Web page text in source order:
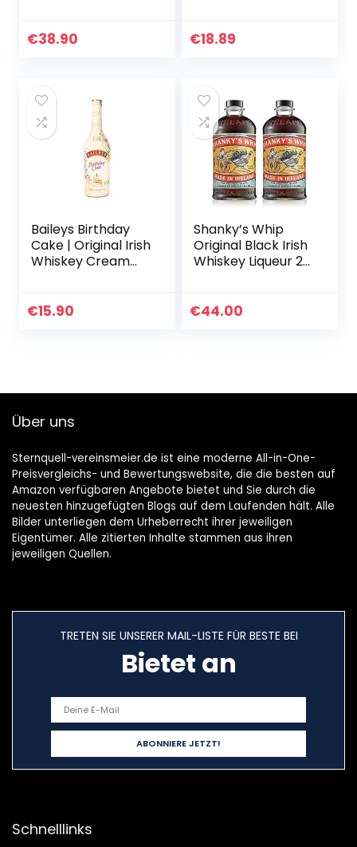
ung | 43% Vol |
€38.90
Still und Grain
€18.89
Baileys Birthday
Cake | Original Irish
Whiskey Cream
neue
€15.90
Shanky’s Whip
Original Black Irish
Whiskey Liqueur 2x
einer ordentlichen
€44.00
Über uns
Sternquell-vereinsmeier.de ist eine moderne All-in-One-
Preisvergleichs- und Bewertungswebsite, die die besten auf
Amazon verfügbaren Angebote bietet und Sie durch die
neuesten hinzugefügten Blogs auf dem Laufenden hält. Alle
Bilder unterliegen dem Urheberrecht ihrer jeweiligen
Eigentümer. Alle zitierten Inhalte stammen aus ihren
jeweiligen Quellen.
TRETEN SIE UNSERER MAIL-LISTE FÜR BESTE BEI
Bietet an
Schnelllinks